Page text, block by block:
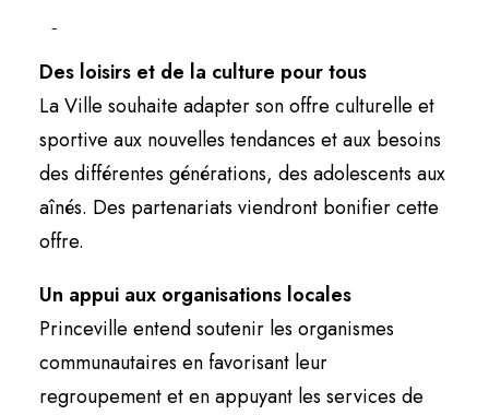
Des loisirs et de la culture pour tous
La Ville souhaite adapter son offre culturelle et
sportive aux nouvelles tendances et aux besoins
des différentes générations, des adolescents aux
aînés. Des partenariats viendront bonifier cette
offre.
Un appui aux organisations locales
Princeville entend soutenir les organismes
communautaires en favorisant leur
regroupement et en appuyant les services de